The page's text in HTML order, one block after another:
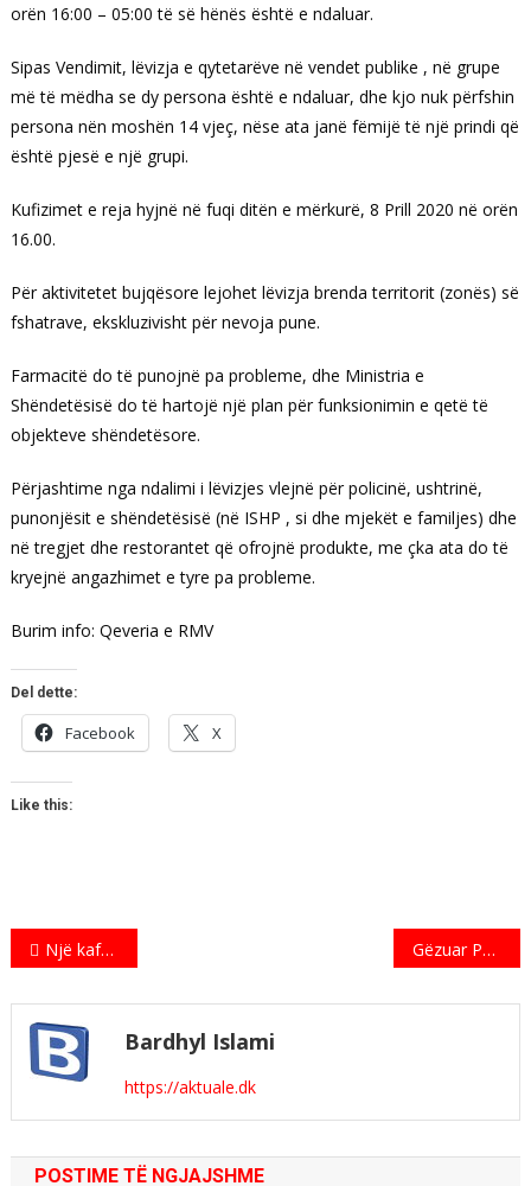
orën 16:00 – 05:00 të së hënës është e ndaluar.
Sipas Vendimit, lëvizja e qytetarëve në vendet publike , në grupe
më të mëdha se dy persona është e ndaluar, dhe kjo nuk përfshin
persona nën moshën 14 vjeç, nëse ata janë fëmijë të një prindi që
është pjesë e një grupi.
Kufizimet e reja hyjnë në fuqi ditën e mërkurë, 8 Prill 2020 në orën
16.00.
Për aktivitetet bujqësore lejohet lëvizja brenda territorit (zonës) së
fshatrave, ekskluzivisht për nevoja pune.
Farmacitë do të punojnë pa probleme, dhe Ministria e
Shëndetësisë do të hartojë një plan për funksionimin e qetë të
objekteve shëndetësore.
Përjashtime nga ndalimi i lëvizjes vlejnë për policinë, ushtrinë,
punonjësit e shëndetësisë (në ISHP , si dhe mjekët e familjes) dhe
në tregjet dhe restorantet që ofrojnë produkte, me çka ata do të
kryejnë angazhimet e tyre pa probleme.
Burim info: Qeveria e RMV
Del dette:
Facebook X
Like this:
Indlægsnavigation
Një kafshatë nga bota – Shqipëria (En bid af verden – Albanien) Gëzuar Pashkët
Bardhyl Islami
https://aktuale.dk
POSTIME TË NGJAJSHME